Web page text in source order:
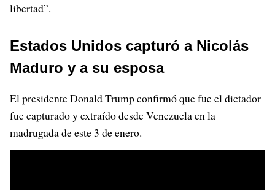
libertad”.
Estados Unidos capturó a Nicolás
Maduro y a su esposa
El presidente Donald Trump confirmó que fue el dictador
fue capturado y extraído desde Venezuela en la
madrugada de este 3 de enero.